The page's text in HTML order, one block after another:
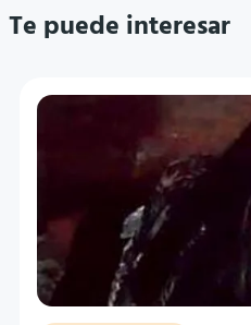
Te puede interesar